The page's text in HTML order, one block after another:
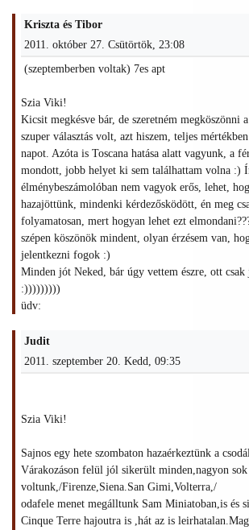
Kriszta és Tibor
2011. október 27. Csütörtök, 23:08
(szeptemberben voltak) 7es apt
Szia Viki!
Kicsit megkésve bár, de szeretném megköszönni
szuper választás volt, azt hiszem, teljes
napot. Azóta is Toscana hatása alatt vagyunk, a
mondott, jobb helyet ki sem találhattam volna :)
élménybeszámolóban nem vagyok erős, lehet,
hazajöttünk, mindenki kérdezősködött, én meg
folyamatosan, mert hogyan lehet ezt
szépen köszönök mindent, olyan érzésem van,
jelentkezni fogok :)
Minden jót Neked, bár úgy vettem észre, ott
:)))))))))
üdv:
Judit
2011. szeptember 20. Kedd, 09:35
Szia Viki!
Sajnos egy hete szombaton hazaérkeztünk a
Várakozáson felül jól sikerült minden,nagyon sok
voltunk,/Firenze,Siena.San Gimi,Volterra,/
odafele menet megálltunk Sam Miniatoban,is és
Cinque Terre hajoutra is ,hát az is